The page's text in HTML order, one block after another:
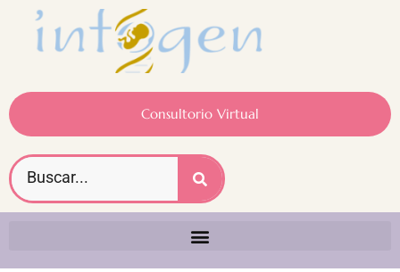
Consultorio Virtual